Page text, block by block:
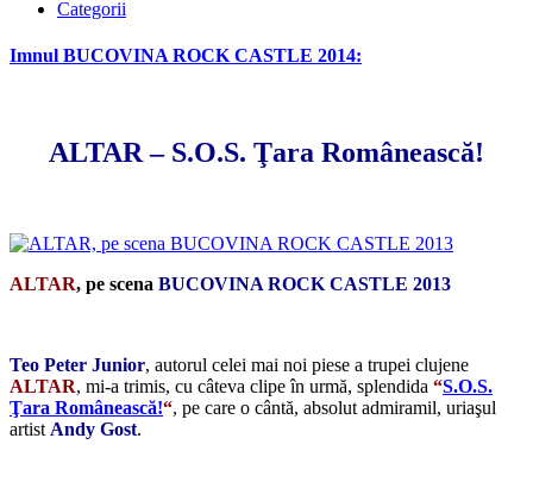
Categorii
Imnul BUCOVINA ROCK CASTLE 2014:
ALTAR – S.O.S. Ţara Românească!
ALTAR, pe scena BUCOVINA ROCK CASTLE 2013
Teo Peter Junior, autorul celei mai noi piese a trupei clujene
ALTAR, mi-a trimis, cu câteva clipe în urmă, splendida “S.O.S.
Ţara Românească!“, pe care o cântă, absolut admiramil, uriaşul
artist Andy Gost.